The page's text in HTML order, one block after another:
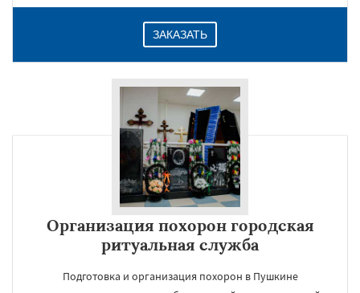
ЗАКАЗАТЬ
Организация похорон городская
ритуальная служба
Подготовка и организация похорон в Пушкине